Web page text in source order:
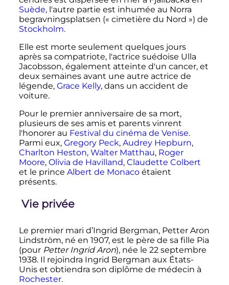
Suède, l'autre partie est inhumée au Norra
begravningsplatsen (« cimetière du Nord ») de
Stockholm.
Elle est morte seulement quelques jours
après sa compatriote, l'actrice suédoise Ulla
Jacobsson, également atteinte d'un cancer, et
deux semaines avant une autre actrice de
légende, Grace Kelly, dans un accident de
voiture.
Pour le premier anniversaire de sa mort,
plusieurs de ses amis et parents vinrent
l'honorer au Festival du cinéma de Venise.
Parmi eux, Gregory Peck, Audrey Hepburn,
Charlton Heston, Walter Matthau, Roger
Moore, Olivia de Havilland, Claudette Colbert
et le prince Albert de Monacoétaient
présents.
Vie privée
Le premier mari d’Ingrid Bergman, Petter Aron
Lindström, né en 1907, est le père de sa fille Pia
(pour Petter Ingrid Aron), née le 22 septembre
1938. Il rejoindra Ingrid Bergman aux États-
Unis et obtiendra son diplôme de médecin à
Rochester.